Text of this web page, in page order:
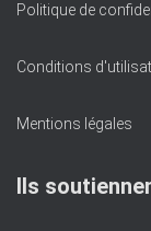
Politique de
Conditions
Mentions légales
Ils